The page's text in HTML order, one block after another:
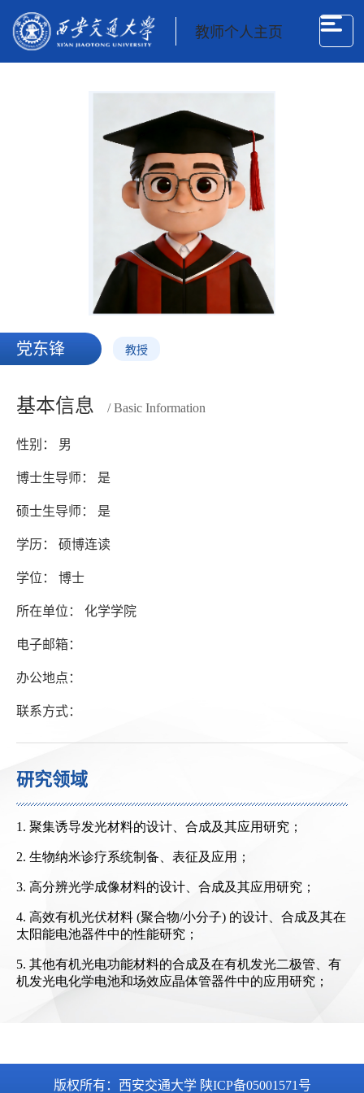
教师个人主页
党东锋 教授
基本信息 / Basic Information
性别： 男
博士生导师： 是
硕士生导师： 是
学历： 硕博连读
学位： 博士
所在单位： 化学学院
电子邮箱：
办公地点：
联系方式：
研究领域
版权所有：西安交通大学 陕ICP备05001571号